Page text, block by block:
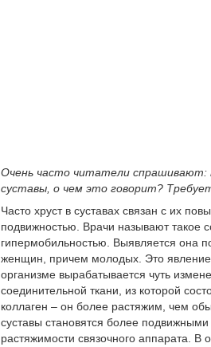
Очень часто читатели спрашивают:
суставы, о чем это говорит?
Часто хруст в суставах связан с их
подвижностью. Врачи называют такое
гипермобильностью. Выявляется она
женщин, причем молодых. Это явление
организме вырабатывается чуть
соединительной ткани, из которой
коллаген – он более растяжим, чем
суставы становятся более подвижными
растяжимости связочного аппарата. В